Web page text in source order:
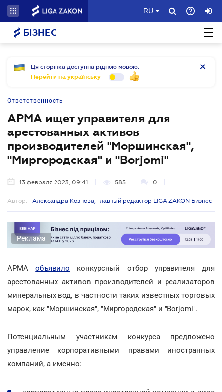
RU
БІЗНЕС
Ця сторінка доступна рідною мовою.
Перейти на українську
Ответственность
АРМА ищет управителя для
арестованных активов
производителей "Моршинская",
"Миргородская" и "Borjomi"
13 февраля 2023, 09:41 585 0
Автор: Александра Кознова, главный редактор LIGA ZAKON Бизнес
Реклама
АРМАобъявило конкурсный отбор управителя для
арестованных активов производителей и реализаторов
минеральных вод, в частности таких известных торговых
марок, как "Моршинская", "Миргородская" и "Borjomi".
Потенциальным участникам конкурса предложено
управление корпоративными правами иностранных
компаний, а именно: